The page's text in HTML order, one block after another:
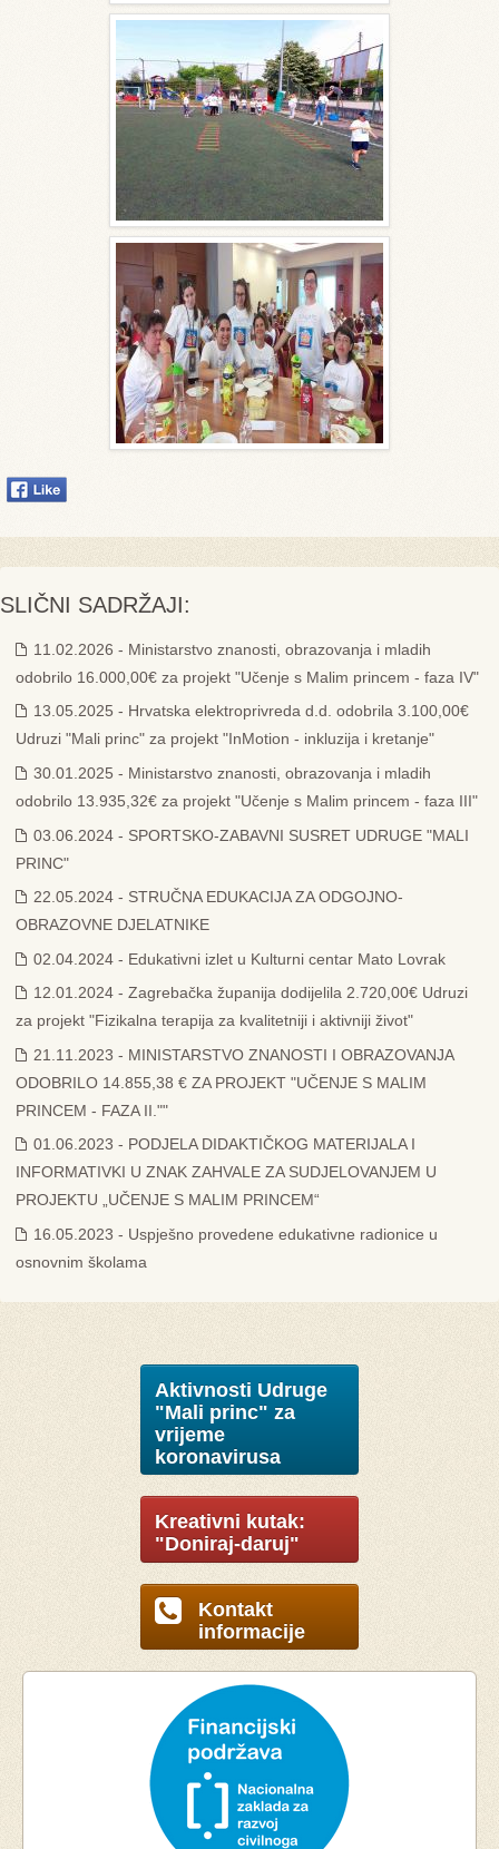
SLIČNI SADRŽAJI:
11.02.2026 - Ministarstvo znanosti, obrazovanja i mladih
odobrilo 16.000,00€ za projekt "Učenje s Malim princem - faza IV"
13.05.2025 - Hrvatska elektroprivreda d.d. odobrila 3.100,00€
Udruzi "Mali princ" za projekt "InMotion - inkluzija i kretanje"
30.01.2025 - Ministarstvo znanosti, obrazovanja i mladih
odobrilo 13.935,32€ za projekt "Učenje s Malim princem - faza III"
03.06.2024 - SPORTSKO-ZABAVNI SUSRET UDRUGE "MALI
PRINC"
22.05.2024 - STRUČNA EDUKACIJA ZA ODGOJNO-
OBRAZOVNE DJELATNIKE
02.04.2024 - Edukativni izlet u Kulturni centar Mato Lovrak
12.01.2024 - Zagrebačka županija dodijelila 2.720,00€ Udruzi
za projekt "Fizikalna terapija za kvalitetniji i aktivniji život"
21.11.2023 - MINISTARSTVO ZNANOSTI I OBRAZOVANJA
ODOBRILO 14.855,38 € ZA PROJEKT "UČENJE S MALIM
PRINCEM - FAZA II.""
01.06.2023 - PODJELA DIDAKTIČKOG MATERIJALA I
INFORMATIVKI U ZNAK ZAHVALE ZA SUDJELOVANJEM U
PROJEKTU „UČENJE S MALIM PRINCEM“
16.05.2023 - Uspješno provedene edukativne radionice u
osnovnim školama
Aktivnosti Udruge
"Mali princ" za
vrijeme
koronavirusa
Kreativni kutak:
"Doniraj-daruj"
Kontakt
informacije